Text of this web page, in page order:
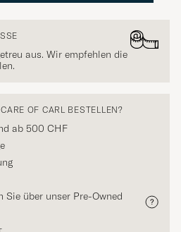
aus. Wir empfehlen die
OF CARL BESTELLEN?
ab 500 CHF
Sie über unser Pre-Owned